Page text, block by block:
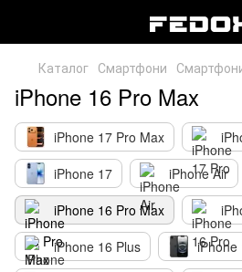
Каталог Смартфони
iPhone 16 Pro Max
iPhone 17 Pro Max
iPhone 17
iPhone Air
iPhone 16 Pro Max
iPhone 16 Plus
iPhone